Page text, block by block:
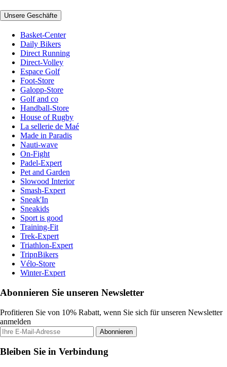
Unsere Geschäfte
Basket-Center
Daily Bikers
Direct Running
Direct-Volley
Espace Golf
Foot-Store
Galopp-Store
Golf and co
Handball-Store
House of Rugby
La sellerie de Maé
Made in Paradis
Nauti-wave
On-Fight
Padel-Expert
Pet and Garden
Slowood Interior
Smash-Expert
Sneak'In
Sneakids
Sport is good
Training-Fit
Trek-Expert
Triathlon-Expert
TripnBikers
Vélo-Store
Winter-Expert
Abonnieren Sie unseren Newsletter
Profitieren Sie von 10% Rabatt, wenn Sie sich für unseren Newsletter
anmelden
Abonnieren
Bleiben Sie in Verbindung